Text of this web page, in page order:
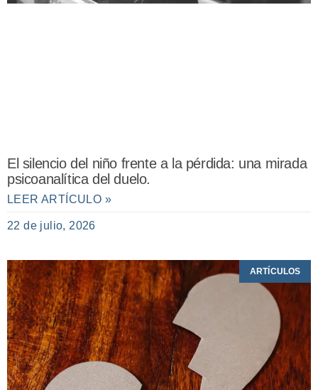
El silencio del niño frente a la pérdida: una mirada
psicoanalítica del duelo.
LEER ARTÍCULO »
22 de julio, 2026
ARTÍCULOS